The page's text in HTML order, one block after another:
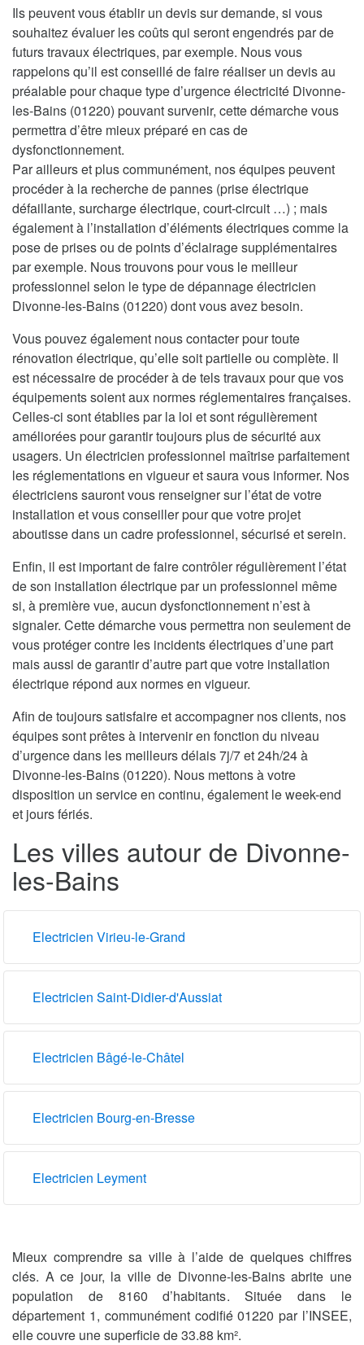
Ils peuvent vous établir un devis sur demande, si vous
souhaitez évaluer les coûts qui seront engendrés par de
futurs travaux électriques, par exemple. Nous vous
rappelons qu’il est conseillé de faire réaliser un devis au
préalable pour chaque type d’urgence électricité Divonne-
les-Bains (01220) pouvant survenir, cette démarche vous
permettra d’être mieux préparé en cas de
dysfonctionnement.
Par ailleurs et plus communément, nos équipes peuvent
procéder à la recherche de pannes (prise électrique
défaillante, surcharge électrique, court-circuit …) ; mais
également à l’installation d’éléments électriques comme la
pose de prises ou de points d’éclairage supplémentaires
par exemple. Nous trouvons pour vous le meilleur
professionnel selon le type de dépannage électricien
Divonne-les-Bains (01220) dont vous avez besoin.
Vous pouvez également nous contacter pour toute
rénovation électrique, qu’elle soit partielle ou complète. Il
est nécessaire de procéder à de tels travaux pour que vos
équipements soient aux normes réglementaires françaises.
Celles-ci sont établies par la loi et sont régulièrement
améliorées pour garantir toujours plus de sécurité aux
usagers. Un électricien professionnel maîtrise parfaitement
les réglementations en vigueur et saura vous informer. Nos
électriciens sauront vous renseigner sur l’état de votre
installation et vous conseiller pour que votre projet
aboutisse dans un cadre professionnel, sécurisé et serein.
Enfin, il est important de faire contrôler régulièrement l’état
de son installation électrique par un professionnel même
si, à première vue, aucun dysfonctionnement n’est à
signaler. Cette démarche vous permettra non seulement de
vous protéger contre les incidents électriques d’une part
mais aussi de garantir d’autre part que votre installation
électrique répond aux normes en vigueur.
Afin de toujours satisfaire et accompagner nos clients, nos
équipes sont prêtes à intervenir en fonction du niveau
d’urgence dans les meilleurs délais 7j/7 et 24h/24 à
Divonne-les-Bains (01220). Nous mettons à votre
disposition un service en continu, également le week-end
et jours fériés.
Les villes autour de Divonne-
les-Bains
Electricien Virieu-le-Grand
Electricien Saint-Didier-d'Aussiat
Electricien Bâgé-le-Châtel
Electricien Bourg-en-Bresse
Electricien Leyment
Mieux comprendre sa ville à l’aide de quelques chiffres
clés. A ce jour, la ville de Divonne-les-Bains abrite une
population de 8160 d’habitants. Située dans le
département 1, communément codifié 01220 par l’INSEE,
elle couvre une superficie de 33.88 km².